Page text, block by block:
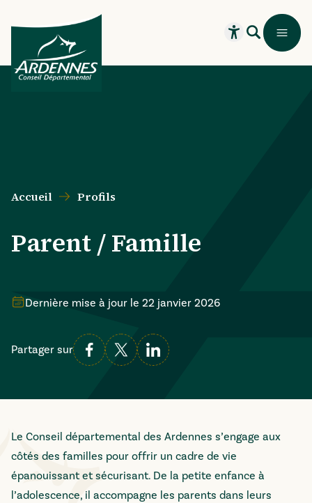
Recherche
Ouvrir leMenu
Accueil Profils
Parent / Famille
Dernière mise à jour le 22 janvier 2026
Partager sur
Le Conseil départemental des Ardennes s’engage aux
côtés des familles pour offrir un cadre de vie
épanouissant et sécurisant. De la petite enfance à
l’adolescence, il accompagne les parents dans leurs